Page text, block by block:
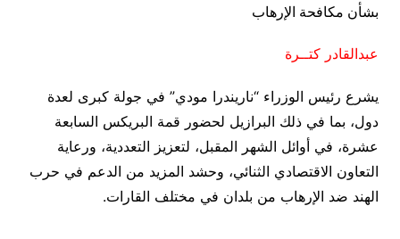
عبدالقادر كتــرة
يشرع رئيس الوزراء “ناريندرا مودي” في جولة كبرى لعدة
دول، بما في ذلك البرازيل لحضور قمة البريكس السابعة
عشرة، في أوائل الشهر المقبل، لتعزيز التعددية، ورعاية
التعاون الاقتصادي الثنائي، وحشد المزيد من الدعم في حرب
الهند ضد الإرهاب من بلدان في مختلف القارات.